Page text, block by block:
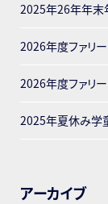
2025年26年年末
2026年度ファリ
2026年度ファリ
2025年夏休み学
アーカイブ